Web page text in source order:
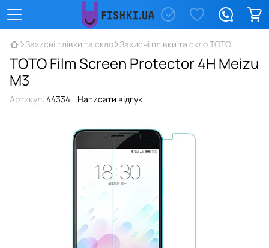
Захисні плівки та скло Захисні плівки та скло TOTO
TOTO Film Screen Protector 4H Meizu
M3
Артикул: 44334 Написати відгук